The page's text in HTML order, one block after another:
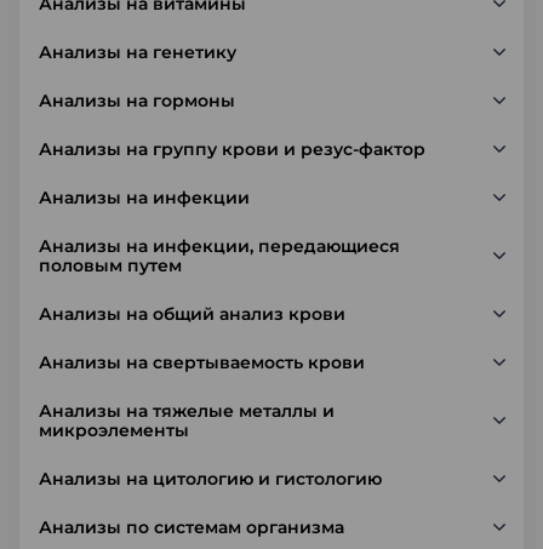
Анализы на генетику
Анализы на гормоны
Анализы на группу крови и резус-фактор
Анализы на инфекции
Анализы на инфекции, передающиеся
половым путем
Анализы на общий анализ крови
Анализы на свертываемость крови
Анализы на тяжелые металлы и
микроэлементы
Анализы на цитологию и гистологию
Анализы по системам организма